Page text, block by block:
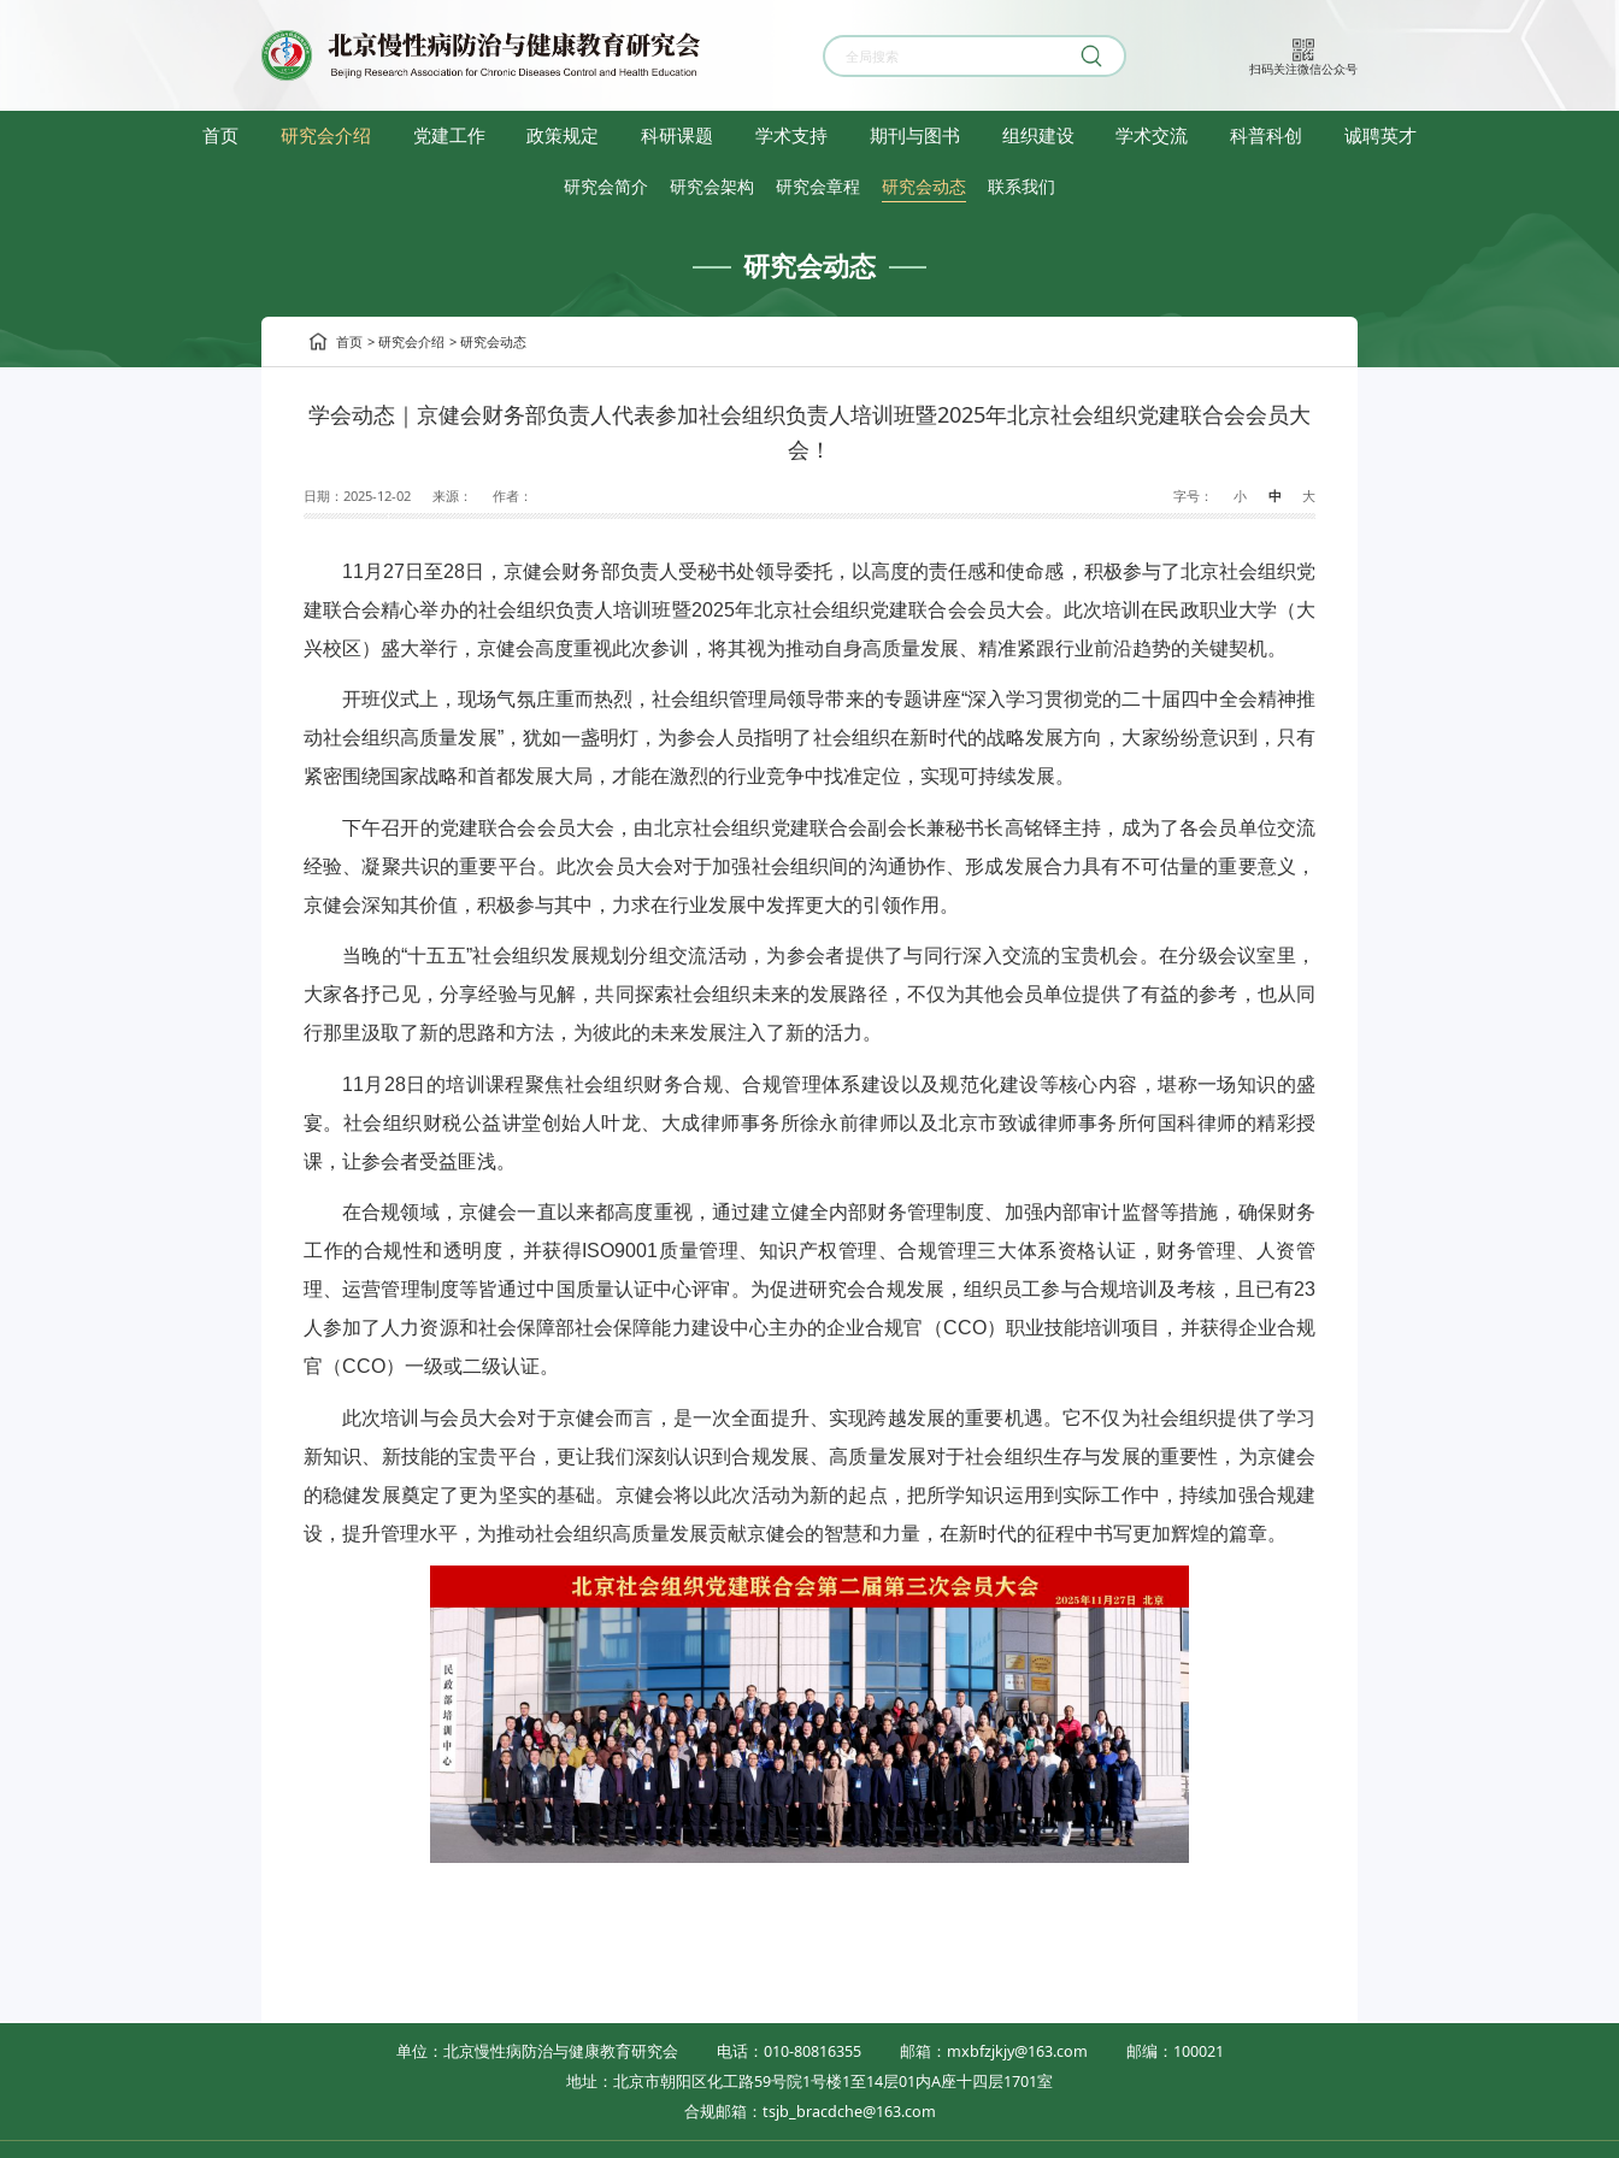
扫码关注微信公众号
首页 研究会介绍 党建工作 政策规定 科研课题 学术支持 期刊与图书 组织建设 学术交流 科普科创 诚聘英才
研究会简介 研究会架构 研究会章程 研究会动态 联系我们
研究会动态
首页 > 研究会介绍 > 研究会动态
学会动态｜京健会财务部负责人代表参加社会组织负责人培训班暨2025年北京社会组织党建联合会会员大
会！
日期： 2025-12-02 来源： 作者： 字号： 小 中 大
11月27日至28日，京健会财务部负责人受秘书处领导委托，以高度的责任感和使命感，积极参与了北京社会组织党
建联合会精心举办的社会组织负责人培训班暨2025年北京社会组织党建联合会会员大会。此次培训在民政职业大学（大
兴校区）盛大举行，京健会高度重视此次参训，将其视为推动自身高质量发展、精准紧跟行业前沿趋势的关键契机。
开班仪式上，现场气氛庄重而热烈，社会组织管理局领导带来的专题讲座“深入学习贯彻党的二十届四中全会精神推
动社会组织高质量发展”，犹如一盏明灯，为参会人员指明了社会组织在新时代的战略发展方向，大家纷纷意识到，只有
紧密围绕国家战略和首都发展大局，才能在激烈的行业竞争中找准定位，实现可持续发展。
下午召开的党建联合会会员大会，由北京社会组织党建联合会副会长兼秘书长高铭铎主持，成为了各会员单位交流
经验、凝聚共识的重要平台。此次会员大会对于加强社会组织间的沟通协作、形成发展合力具有不可估量的重要意义，
京健会深知其价值，积极参与其中，力求在行业发展中发挥更大的引领作用。
当晚的“十五五”社会组织发展规划分组交流活动，为参会者提供了与同行深入交流的宝贵机会。在分级会议室里，
大家各抒己见，分享经验与见解，共同探索社会组织未来的发展路径，不仅为其他会员单位提供了有益的参考，也从同
行那里汲取了新的思路和方法，为彼此的未来发展注入了新的活力。
11月28日的培训课程聚焦社会组织财务合规、合规管理体系建设以及规范化建设等核心内容，堪称一场知识的盛
宴。社会组织财税公益讲堂创始人叶龙、大成律师事务所徐永前律师以及北京市致诚律师事务所何国科律师的精彩授
课，让参会者受益匪浅。
在合规领域，京健会一直以来都高度重视，通过建立健全内部财务管理制度、加强内部审计监督等措施，确保财务
工作的合规性和透明度，并获得ISO9001质量管理、知识产权管理、合规管理三大体系资格认证，财务管理、人资管
理、运营管理制度等皆通过中国质量认证中心评审。为促进研究会合规发展，组织员工参与合规培训及考核，且已有23
人参加了人力资源和社会保障部社会保障能力建设中心主办的企业合规官（CCO）职业技能培训项目，并获得企业合规
官（CCO）一级或二级认证。
此次培训与会员大会对于京健会而言，是一次全面提升、实现跨越发展的重要机遇。它不仅为社会组织提供了学习
新知识、新技能的宝贵平台，更让我们深刻认识到合规发展、高质量发展对于社会组织生存与发展的重要性，为京健会
的稳健发展奠定了更为坚实的基础。京健会将以此次活动为新的起点，把所学知识运用到实际工作中，持续加强合规建
设，提升管理水平，为推动社会组织高质量发展贡献京健会的智慧和力量，在新时代的征程中书写更加辉煌的篇章。
单位：北京慢性病防治与健康教育研究会 电话：010-80816355 邮箱：mxbfzjkjy@163.com
邮编：100021
地址：北京市朝阳区化工路59号院1号楼1至14层01内A座十四层1701室
合规邮箱：tsjb_bracdche@163.com